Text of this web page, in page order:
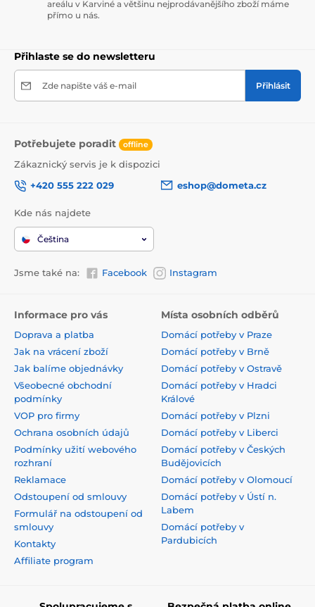
areálu v Karviné a většinu nejprodávanějšího zboží máme
přímo u nás.
Přihlaste se do newsletteru
Zde napište váš e-mail Přihlásit
Potřebujete poradit offline
Zákaznický servis je k dispozici
+420 555 222 029
eshop@dometa.cz
Kde nás najdete
Čeština
Jsme také na: Facebook Instagram
Informace pro vás
Doprava a platba
Jak na vrácení zboží
Jak balíme objednávky
Všeobecné obchodní
podmínky
VOP pro firmy
Ochrana osobních údajů
Podmínky užití webového
rozhraní
Reklamace
Odstoupení od smlouvy
Formulář na odstoupení od
smlouvy
Kontakty
Affiliate program
Místa osobních odběrů
Domácí potřeby v Praze
Domácí potřeby v Brně
Domácí potřeby v Ostravě
Domácí potřeby v Hradci
Králové
Domácí potřeby v Plzni
Domácí potřeby v Liberci
Domácí potřeby v Českých
Budějovicích
Domácí potřeby v Olomoucí
Domácí potřeby v Ústí n.
Labem
Domácí potřeby v
Pardubicích